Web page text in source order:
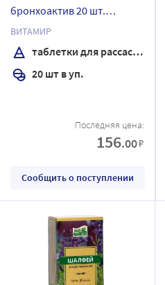
бронхоактив 20 шт.
таблетки для
рассасывания
ВИТАМИР
таблетки для рассасывания
20 шт в уп.
Последняя цена:
156.00₽
Сообщить о поступлении